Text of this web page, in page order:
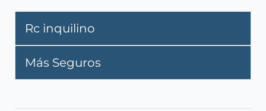
Rc inquilino
Más Seguros